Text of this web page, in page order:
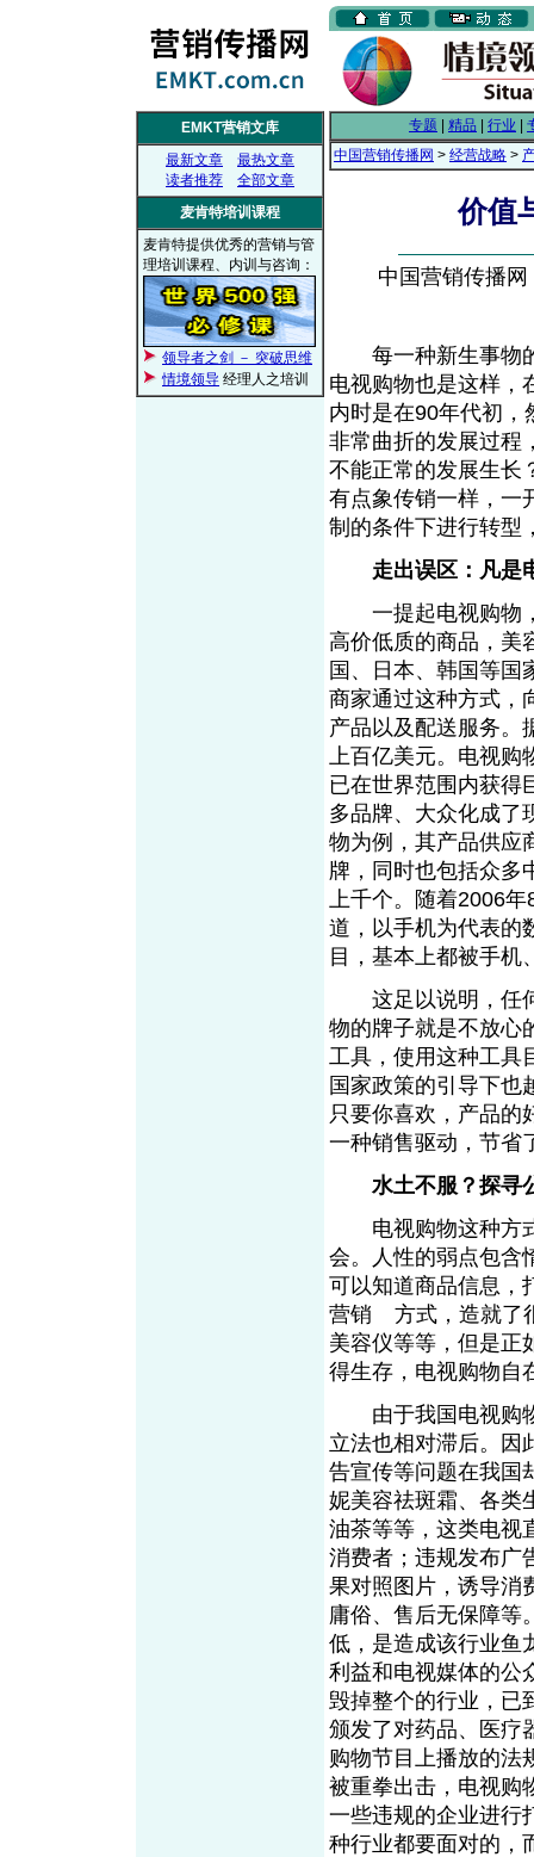
EMKT营销文库
最新文章
最热文章
读者推荐
全部文章
麦肯特培训课程
麦肯特提供优秀的营销与管
理培训课程、内训与咨询：
领导者之剑 － 突破思维
情境领导 经理人之培训
专题 精品 行业
中国营销传播网 > 经营战略 >
价值
中国营销传播
每一种新生事物的
电视购物也是这样，
内时是在90年代初，
非常曲折的发展过程
不能正常的发展生长
有点象传销一样，一
制的条件下进行转型
走出误区：凡是
一提起电视购物，
高价低质的商品，美
国、日本、韩国等国
商家通过这种方式，
产品以及配送服务。
上百亿美元。电视购
已在世界范围内获得
多品牌、大众化成了
物为例，其产品供应
牌，同时也包括众多
上千个。随着2006年
道，以手机为代表的
目，基本上都被手
这足以说明，任何
物的牌子就是不放心
工具，使用这种工具
国家政策的引导下也
只要你喜欢，产品的
一种销售驱动，节省
水土不服？探寻
电视购物这种方式
会。人性的弱点包含
可以知道商品信息，
营销
方式，造就了
美容仪等等，但是正
得生存，电视购物自
由于我国电视购物
立法也相对滞后。因
告宣传等问题在我国
妮美容祛斑霜、各类
油茶等等，这类电视
消费者；违规发布广
果对照图片，诱导消
庸俗、售后无保障等
低，是造成该行业鱼
利益和电视媒体的公
毁掉整个的行业，已
颁发了对药品、医疗
购物节目上播放的法
被重拳出击，电视购
一些违规的企业进行
种行业都要面对的，